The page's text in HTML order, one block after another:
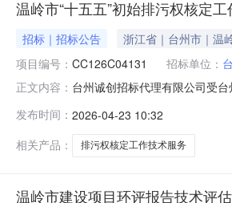
温岭市“十五五”初始排污权核定
招标｜招标公告 浙江省｜台州市｜温
项目编号： CC126C04131 招标单位：
正文内容： 台州诚创招标代理有限公司受
温岭市“十五五”初始排污权核
具有良好的商业信
发布时间： 2026-04-23 10:32
相关产品：
排污权核定工作技术服务
温岭市建设项目环评报告技术评